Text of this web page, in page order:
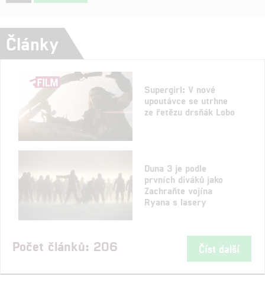
Články
Supergirl: V nové
upoutávce se utrhne
ze řetězu drsňák Lobo
Duna 3 je podle
prvních diváků jako
Zachraňte vojína
Ryana s lasery
Počet článků: 206 Číst další